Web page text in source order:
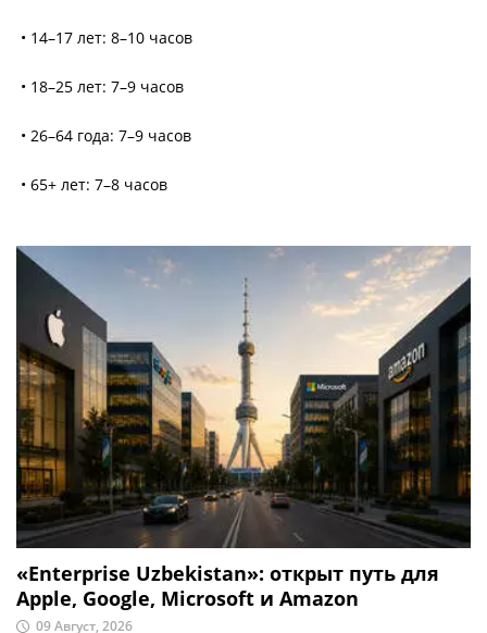
• 14–17 лет: 8–10 часов
• 18–25 лет: 7–9 часов
• 26–64 года: 7–9 часов
• 65+ лет: 7–8 часов
«Enterprise Uzbekistan»: открыт путь для
Apple, Google, Microsoft и Amazon
09 Август, 2026